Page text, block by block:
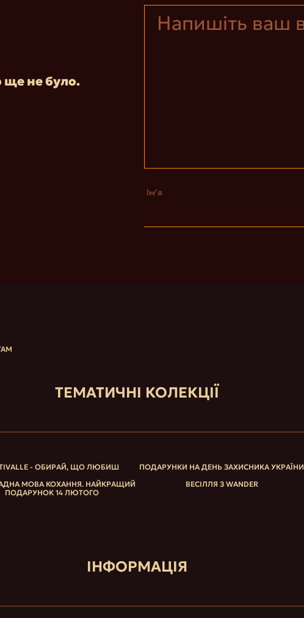
ще не було.
Ім’я
ТЕМАТИЧНІ КОЛЕКЦІЇ
- ОБИРАЙ, ЩО ЛЮБИШ ПОДАРУНКИ НА ДЕНЬ ЗАХИСНИКА УКРАЇНИ
МОВА КОХАННЯ. НАЙКРАЩИЙ
ПОДАРУНОК 14 ЛЮТОГО
ВЕСІЛЛЯ З WANDER
ІНФОРМАЦІЯ